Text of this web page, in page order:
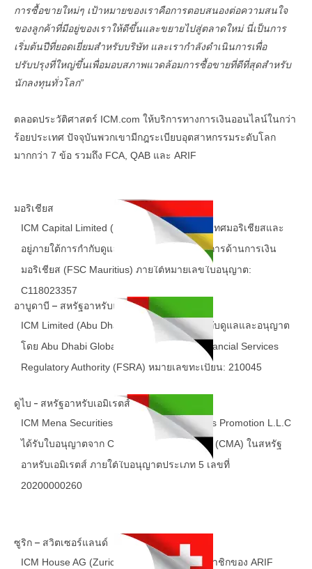
การซื้อขายใหม่ๆ เป้าหมายของเราคือการตอบสนองต่อความสนใจ
ของลูกค้าที่มีอยู่ของเราให้ดีขึ้นและขยายไปสู่ตลาดใหม่ นี่เป็นการ
เริ่มต้นปีที่ยอดเยี่ยมสําหรับบริษัท และเรากําลังดําเนินการเพื่อ
ปรับปรุงที่ใหญ่ขึ้นเพื่อมอบสภาพแวดล้อมการซื้อขายที่ดีที่สุดสําหรับ
นักลงทุนทั่วโลก”
ตลอดประวัติศาสตร์ ICM.com ให้บริการทางการเงินออนไลน์ในกว่า
ร้อยประเทศ ปัจจุบันพวกเขามีกฎระเบียบอุตสาหกรรมระดับโลก
มากกว่า 7 ข้อ รวมถึง FCA, QAB และ ARIF
มอริเชียส
ICM Capital Limited (MU) จดทะเบียนในประเทศมอริเชียสและ
อยู่ภายใต้การกำกับดูแลของคณะกรรมการบริการด้านการเงิน
มอริเชียส (FSC Mauritius) ภายใต้หมายเลขใบอนุญาต:
C118023357
อาบูดาบี – สหรัฐอาหรับเอมิเรตส์
ICM Limited (Abu Dhabi, UAE) ได้รับการกำกับดูแลและอนุญาต
โดย Abu Dhabi Global Markets (ADGM) Financial Services
Regulatory Authority (FSRA) หมายเลขทะเบียน: 210045
ดูไบ - สหรัฐอาหรับเอมิเรตส์
ICM Mena Securities and Financial Products Promotion L.L.C
ได้รับใบอนุญาตจาก Capital Market Authority (CMA) ในสหรัฐ
อาหรับเอมิเรตส์ ภายใต้ใบอนุญาตประเภท 5 เลขที่
20200000260
ซูริก – สวิตเซอร์แลนด์
ICM House AG (Zurich, Switzerland) เป็นสมาชิกของ ARIF